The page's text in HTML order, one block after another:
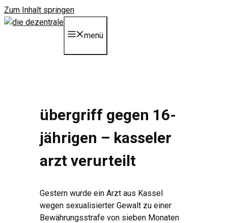
Zum Inhalt springen
menü
übergriff gegen 16-
jährigen – kasseler
arzt verurteilt
Gestern wurde ein Arzt aus Kassel
wegen sexualisierter Gewalt zu einer
Bewährungsstrafe von sieben Monaten